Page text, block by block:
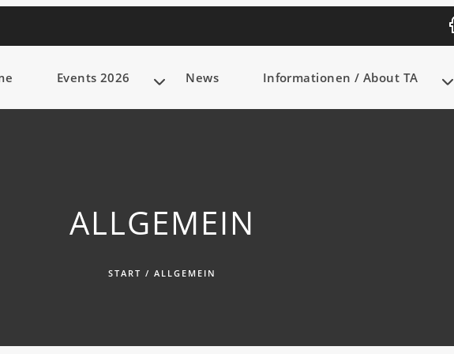
Events 2026 News Informationen / About TA
ALLGEMEIN
START / ALLGEMEIN